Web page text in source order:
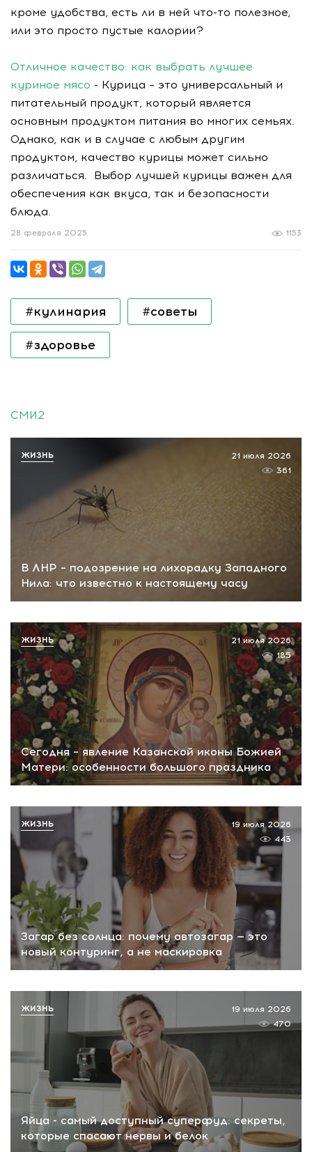
кроме удобства, есть ли в ней что-то полезное,
или это просто пустые калории?
Отличное качество: как выбрать лучшее
куриное мясо - Курица – это универсальный и
питательный продукт, который является
основным продуктом питания во многих семьях.
Однако, как и в случае с любым другим
продуктом, качество курицы может сильно
различаться. Выбор лучшей курицы важен для
обеспечения как вкуса, так и безопасности
блюда.
1153
28 февраля 2025
#кулинария #советы
#здоровье
СМИ2
В ЛНР – подозрение на лихорадку Западного
Нила: что известно к настоящему часу
21 июля 2026
361
ЖИЗНЬ
Сегодня – явление Казанской иконы Божией
Матери: особенности большого праздника
21 июля 2026
185
ЖИЗНЬ
Загар без солнца: почему автозагар — это
новый контуринг, а не маскировка
19 июля 2026
443
ЖИЗНЬ
Яйца - самый доступный суперфуд: секреты,
которые спасают нервы и белок
19 июля 2026
470
ЖИЗНЬ